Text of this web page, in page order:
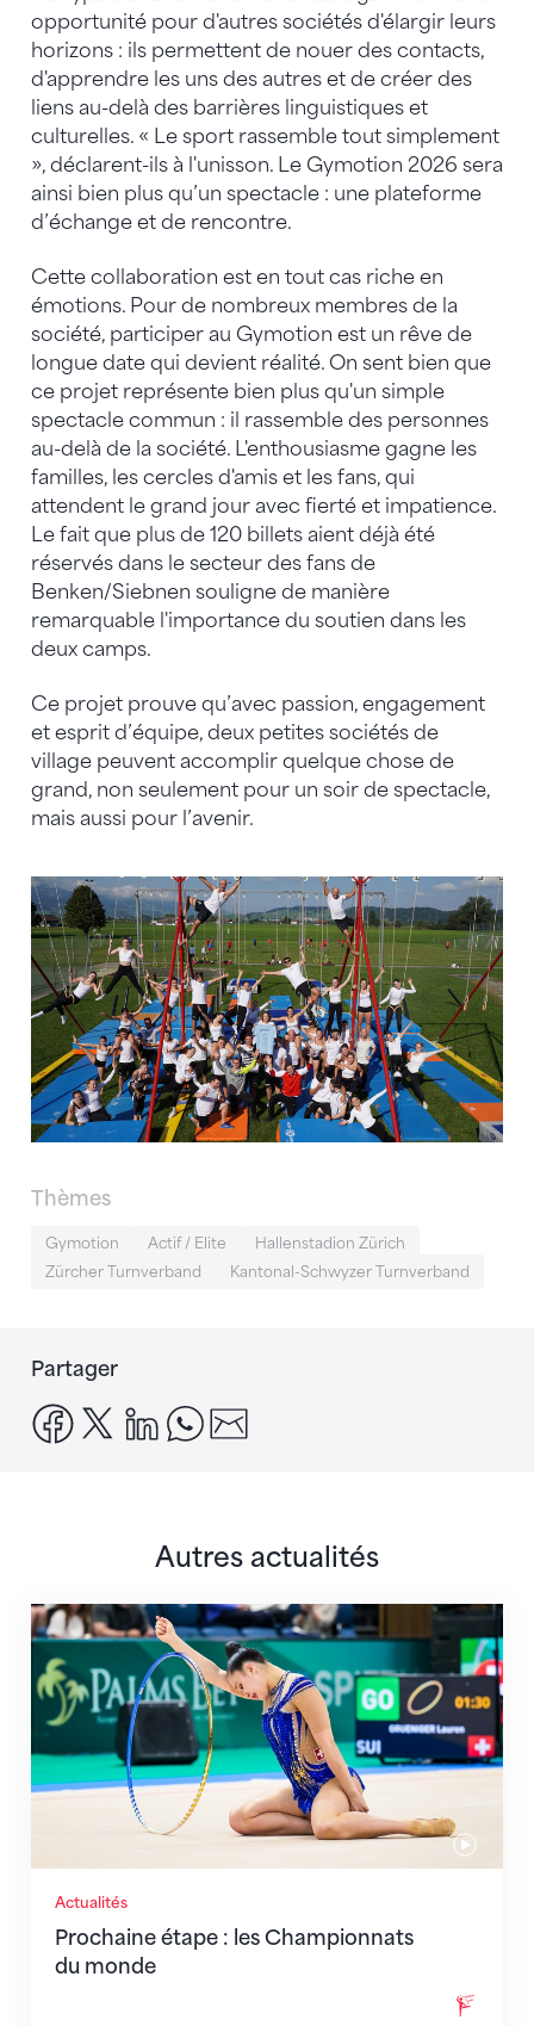
opportunité pour d'autres sociétés d'élargir leurs
horizons : ils permettent de nouer des contacts,
d'apprendre les uns des autres et de créer des
liens au-delà des barrières linguistiques et
culturelles. « Le sport rassemble tout simplement
», déclarent-ils à l'unisson. Le Gymotion 2026 sera
ainsi bien plus qu’un spectacle : une plateforme
d’échange et de rencontre.
Cette collaboration est en tout cas riche en
émotions. Pour de nombreux membres de la
société, participer au Gymotion est un rêve de
longue date qui devient réalité. On sent bien que
ce projet représente bien plus qu'un simple
spectacle commun : il rassemble des personnes
au-delà de la société. L'enthousiasme gagne les
familles, les cercles d'amis et les fans, qui
attendent le grand jour avec fierté et impatience.
Le fait que plus de 120 billets aient déjà été
réservés dans le secteur des fans de
Benken/Siebnen souligne de manière
remarquable l'importance du soutien dans les
deux camps.
Ce projet prouve qu’avec passion, engagement
et esprit d’équipe, deux petites sociétés de
village peuvent accomplir quelque chose de
grand, non seulement pour un soir de spectacle,
mais aussi pour l’avenir.
Thèmes
Gymotion Actif / Elite
Hallenstadion Zürich
Zürcher Turnverband
Kantonal-Schwyzer Turnverband
Partager
facebook
x linkedinwhatsapp
Autres actualités
Actualités
Prochaine étape : les Championnats
du monde
Prochaine étape : les Championnats du monde